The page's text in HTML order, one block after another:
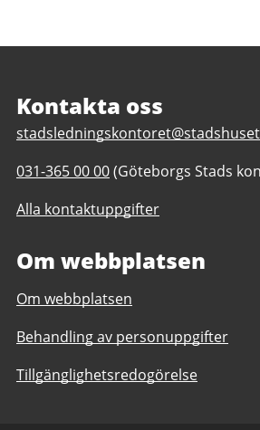
Kontakta oss
E
p
s
t
l
l
J
ä
T
l
f
n
u
m
m
031-365 00 00(Göteborgs Stads
Alla kontaktuppgifter
Om webbplatsen
Om webbplatsen
Behandling av personuppgifter
Tillgänglighetsredogörelse